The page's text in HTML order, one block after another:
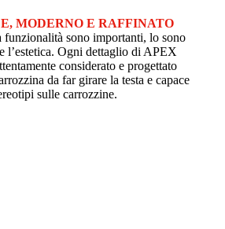
MODERNO E RAFFINATO
funzionalità sono importanti, lo sono
l’estetica. Ogni dettaglio di APEX
considerato e progettato
da far girare la testa e capace
sulle carrozzine.